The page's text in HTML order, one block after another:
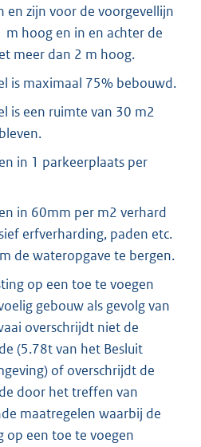
en zijn voor de voorgevellijn
m hoog en in en achter de
meer dan 2 m hoog.
is maximaal 75% bebouwd.
is een ruimte van 30 m2
in 1 parkeerplaats per
in 60mm per m2 verhard
erfverharding, paden etc.
de wateropgave te bergen.
op een toe te voegen
gebouw als gevolg van
overschrijdt niet de
(5.78t van het Besluit
of overschrijdt de
door het treffen van
maatregelen waarbij de
op een toe te voegen